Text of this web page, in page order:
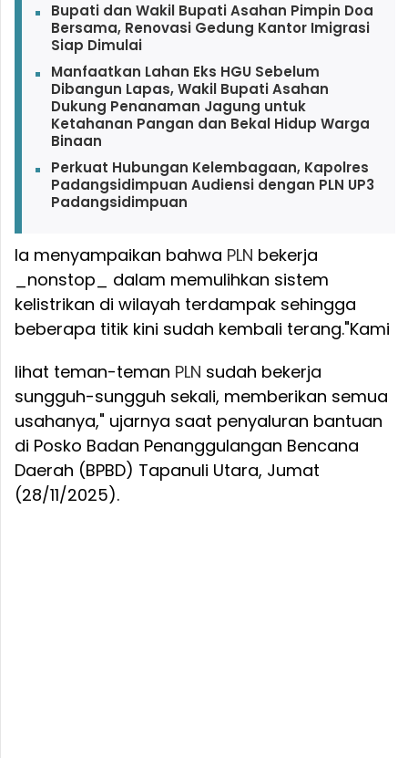
Bupati dan Wakil Bupati Asahan Pimpin Doa
Bersama, Renovasi Gedung Kantor Imigrasi
Siap Dimulai
Manfaatkan Lahan Eks HGU Sebelum
Dibangun Lapas, Wakil Bupati Asahan
Dukung Penanaman Jagung untuk
Ketahanan Pangan dan Bekal Hidup Warga
Binaan
Perkuat Hubungan Kelembagaan, Kapolres
Padangsidimpuan Audiensi dengan PLN UP3
Padangsidimpuan
Ia menyampaikan bahwa PLN bekerja
_nonstop_ dalam memulihkan sistem
kelistrikan di wilayah terdampak sehingga
beberapa titik kini sudah kembali terang."Kami
lihat teman-teman PLN sudah bekerja
sungguh-sungguh sekali, memberikan semua
usahanya," ujarnya saat penyaluran bantuan
di Posko Badan Penanggulangan Bencana
Daerah (BPBD) Tapanuli Utara, Jumat
(28/11/2025).